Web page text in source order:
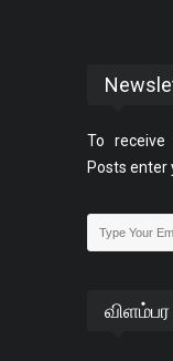
To
Posts enter